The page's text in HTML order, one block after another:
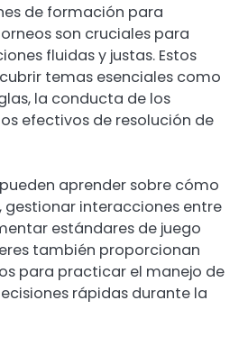
de formación para
son cruciales para
fluidas y justas. Estos
temas esenciales como
la conducta de los
efectivos de resolución de
aprender sobre cómo
gestionar interacciones entre
estándares de juego
también proporcionan
para practicar el manejo de
rápidas durante la